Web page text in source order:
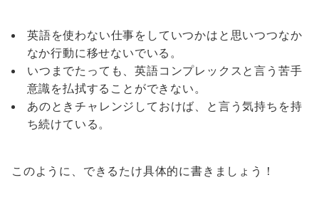
英語を使わない仕事をしていつかはと思いつつなか
なか行動に移せないでいる。
いつまでたっても、英語コンプレックスと言う苦手
意識を払拭することができない。
あのときチャレンジしておけば、と言う気持ちを持
ち続けている。
このように、できるたけ具体的に書きましょう！